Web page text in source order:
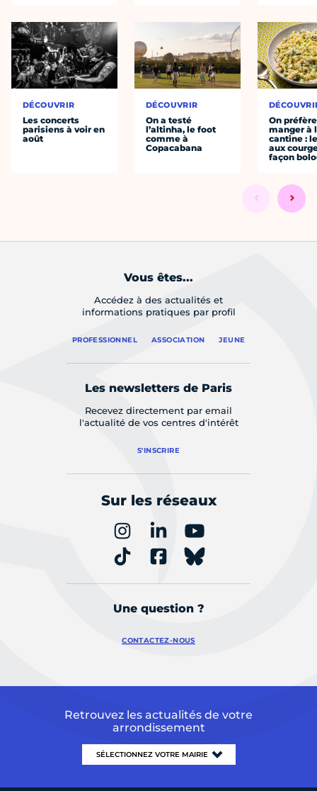
DÉCOUVRIR
Les concerts
parisiens à voir en
août
DÉCOUVRIR
On a testé
l’altinha, le foot
comme à
Copacabana
On préfère
manger à
cantine :
aux
façon
Vous êtes...
Accédez à des actualités et
informations pratiques par profil
PROFESSIONNEL ASSOCIATION JEUNE
Les newsletters de Paris
Recevez directement par email
l'actualité de vos centres d'intérêt
S'INSCRIRE
Sur les réseaux
Une question ?
CONTACTEZ-NOUS
Retrouvez les actualités de votre
arrondissement